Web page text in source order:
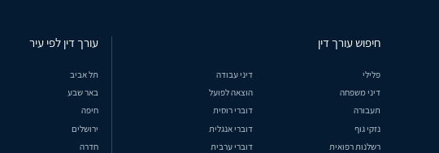
חיפוש עורך דין
פלילי
דיני עבודה
דיני משפחה
הוצאה לפועל
תעבורה
דוברי רוסית
נזקי גוף
דוברי אנגלית
רשלנות רפואית
דוברי ערבית
עורך דין לפי עיר
תל אביב
באר שבע
חיפה
ירושלים
חדרה